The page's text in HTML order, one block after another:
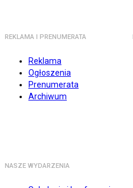
REKLAMA I PRENUMERATA
Reklama
Ogłoszenia
Prenumerata
Archiwum
NASZE WYDARZENIA